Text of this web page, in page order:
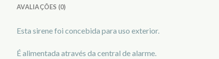
AVALIAÇÕES (0)
Esta sirene foi concebida para uso exterior.
É alimentada através da central de alarme.